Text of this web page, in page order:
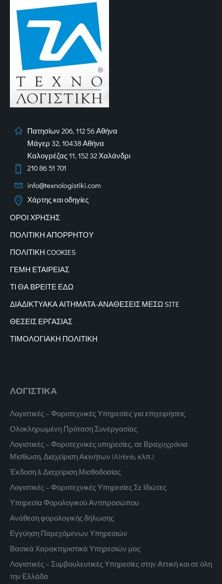
Πατησίων 206, 112 56 Αθήνα
Μάγερ 32, 10438 Αθήνα
Καλογρέζας 11, 152 32 Χαλάνδρι
210 86 51 701
info@texnologistiki.com
Χάρτης και οδηγίες
ΟΡΟΙ ΧΡΗΣΗΣ
ΠΟΛΙΤΙΚΗ ΑΠΟΡΡΗΤΟΥ
ΠΟΛΙΤΙΚΗ COOKIES
ΓΕΜΗ ΕΤΑΙΡΕΙΑΣ
ΤΙ ΘΑ ΒΡΕΙΤΕ ΕΔΩ
ΔΙΑΔΙΚΤΥΑΚΑΑΙΤΗΜΑΤΑ-ΑΝΑΘΕΣΕΙΣ ΜΕΣΩ SITE
ΘΕΣΕΙΣ ΕΡΓΑΣΙΑΣ
ΤΙΜΟΛΟΓΙΑΚΗ ΠΟΛΙΤΙΚΗ
ΛΟΓΙΣΤΙΚΑ
Λογιστικές – Φοροτεχνικές Υπηρεσίες για επιχειρήσεις
Ολοκληρωμένη Πρόταση Συνεργασίας
Λογιστικές – Φοροτεχνικές υπηρεσίες, σε Βραχυχρόνια
Μίσθωση, Διαχείριση Ακινήτων (Airbnb, κλπ.)
Έκδοση & Διαχείριση Μισθοδοσίας
Λογιστικές – Φοροτεχνικές Υπηρεσίες Σε Ιδιώτες
Υπηρεσία Φορολογικού Αντιπροσώπου
Ανάθεση φορολογικής δήλωσης
Εγγύηση Παρεχόμενων Υπηρεσιών
Βασικά Χαρακτηριστικά Υπηρεσιών μας
Λογιστικές – Συμβουλευτικές Υπηρεσίες στην Αττική και σε όλη
την Ελλάδα